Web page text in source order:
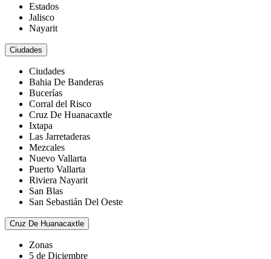
Estados
Jalisco
Nayarit
Ciudades
Ciudades
Bahia De Banderas
Bucerías
Corral del Risco
Cruz De Huanacaxtle
Ixtapa
Las Jarretaderas
Mezcales
Nuevo Vallarta
Puerto Vallarta
Riviera Nayarit
San Blas
San Sebastián Del Oeste
Cruz De Huanacaxtle
Zonas
5 de Diciembre